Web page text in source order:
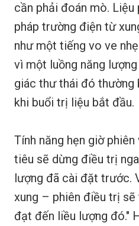
cần phải đoán mò. Liệu
pháp trường điện từ
như một tiếng vo ve
vì một luồng năng
giác thư thái đó thường
khi buổi trị liệu bắt đầu.
Tính năng hẹn giờ
tiêu sẽ dừng điều trị
lượng đã cài đặt trước.
xung – phiên điều trị
đạt đến liều lượng đó."